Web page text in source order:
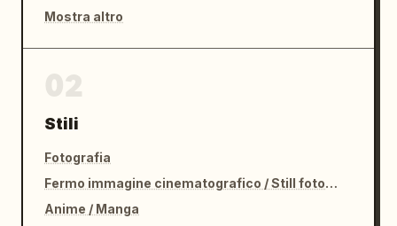
Mostra altro
Stili
Fotografia
Fermo immagine cinematografico / Still fotografico
Anime / Manga